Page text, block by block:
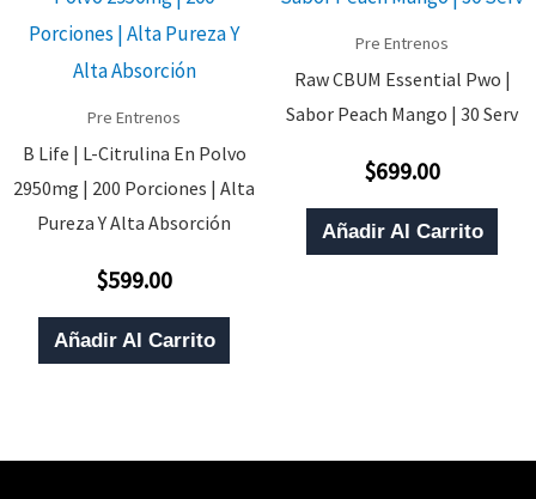
Pre Entrenos
B Life | L-Citrulina En Polvo
2950mg | 200 Porciones | Alta
Pureza Y Alta Absorción
Valorado
0
De
5
$599.00
Añadir Al Carrito
Pre Entrenos
Raw CBUM Essential Pwo |
Sabor Peach Mango | 30 Serv
Valorado
0
De
5
$699.00
Añadir Al Carrito